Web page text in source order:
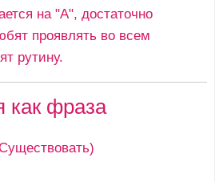
на "А", достаточно
проявлять во всем
рутину.
как фраза